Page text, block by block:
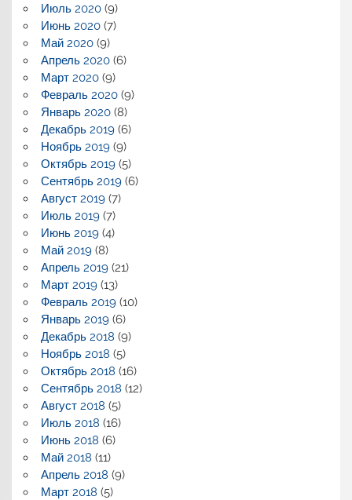
Июль 2020(9)
Июнь 2020(7)
Май 2020(9)
Апрель 2020(6)
Март 2020(9)
Февраль 2020(9)
Январь 2020(8)
Декабрь 2019(6)
Ноябрь 2019(9)
Октябрь 2019(5)
Сентябрь 2019(6)
Август 2019(7)
Июль 2019(7)
Июнь 2019(4)
Май 2019(8)
Апрель 2019(21)
Март 2019(13)
Февраль 2019(10)
Январь 2019(6)
Декабрь 2018 (9)
Ноябрь 2018 (5)
Октябрь 2018 (16)
Сентябрь 2018 (12)
Август 2018 (5)
Июль 2018 (16)
Июнь 2018 (6)
Май 2018 (11)
Апрель 2018 (9)
Март 2018 (5)